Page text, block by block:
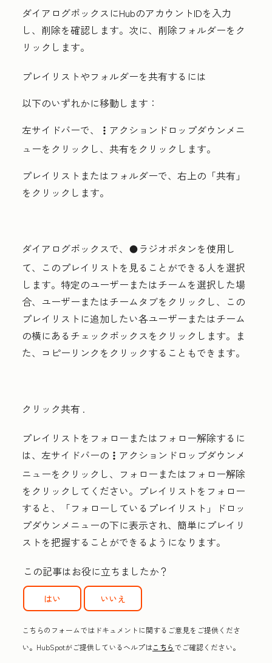
ダイアログボックスにHubのアカウントIDを入力
し、削除を確認します。次に、 削除フォルダーをク
リックします。
プレイリストやフォルダーを共有するには
以下のいずれかに移動します：
左サイドバーで、
verticalMenu アクション ドロップダウンメニ
ューをクリックし、 共有をクリックします。
プレイリストまたはフォルダーで、右上の「共有」
をクリックします。
ダイアログボックスで、 circleFilled ラジオボタンを使用し
て、このプレイリストを見ることができる人を選択
します。 特定のユーザーまたはチームを選択した場
合、 ユーザー またはチームタブをクリックし、この
プレイリストに追加したい各ユーザーまたはチーム
の横にあるチェックボックスをクリックします。ま
た、 コピーリンク をクリックすることもできます。
クリック共有 .
プレイリストをフォローまたはフォロー解除するに
は、左サイドバーの verticalMenu アクション ドロップダウンメ
ニューをクリックし、 フォロー または フォロー解除
をクリックしてください。プレイリストをフォロー
すると、
「フォローしているプレイリスト」
ドロッ
プダウンメニューの下に表示され、簡単にプレイリ
ストを把握することができるようになります。
この記事はお役に立ちましたか？
はい いいえ
こちらのフォームではドキュメントに関するご意見をご提供くださ
い。HubSpotがご提供しているヘルプはこちらでご確認ください。